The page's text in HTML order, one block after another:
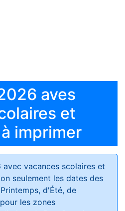
aves
et
imprimer
vacances scolaires et
seulement les dates des
d'Été, de
les zones